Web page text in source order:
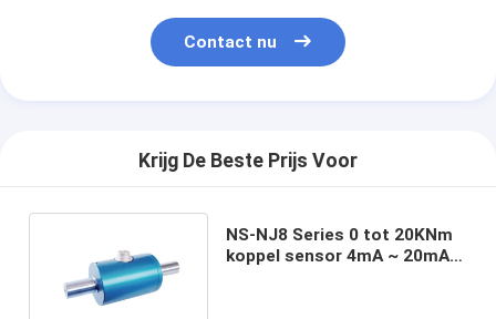
Contact nu
Krijg De Beste Prijs Voor
NS-NJ8 Series 0 tot 20KNm
koppel sensor 4mA ~ 20mA